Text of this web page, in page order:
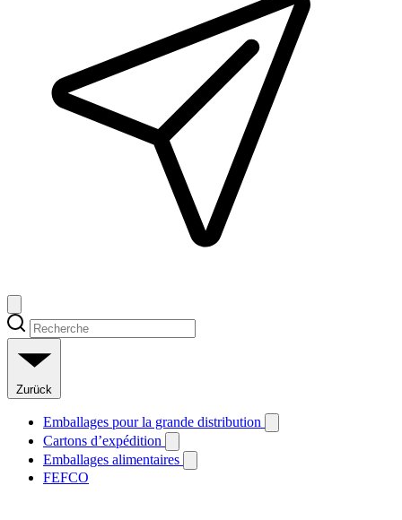
Zurück
Emballages pour la grande distribution
Cartons d’expédition
Emballages alimentaires
FEFCO